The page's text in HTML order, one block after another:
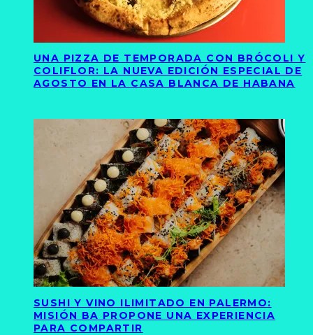
UNA PIZZA DE TEMPORADA CON BRÓCOLI Y
COLIFLOR: LA NUEVA EDICIÓN ESPECIAL DE
AGOSTO EN LA CASA BLANCA DE HABANA
SUSHI Y VINO ILIMITADO EN PALERMO:
MISIÓN BA PROPONE UNA EXPERIENCIA
PARA COMPARTIR